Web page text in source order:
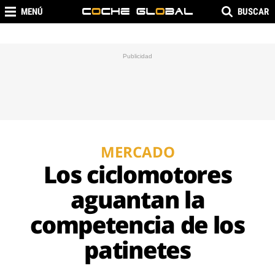
MENÚ BUSCAR
MERCADO
Los ciclomotores
aguantan la
competencia de los
patinetes